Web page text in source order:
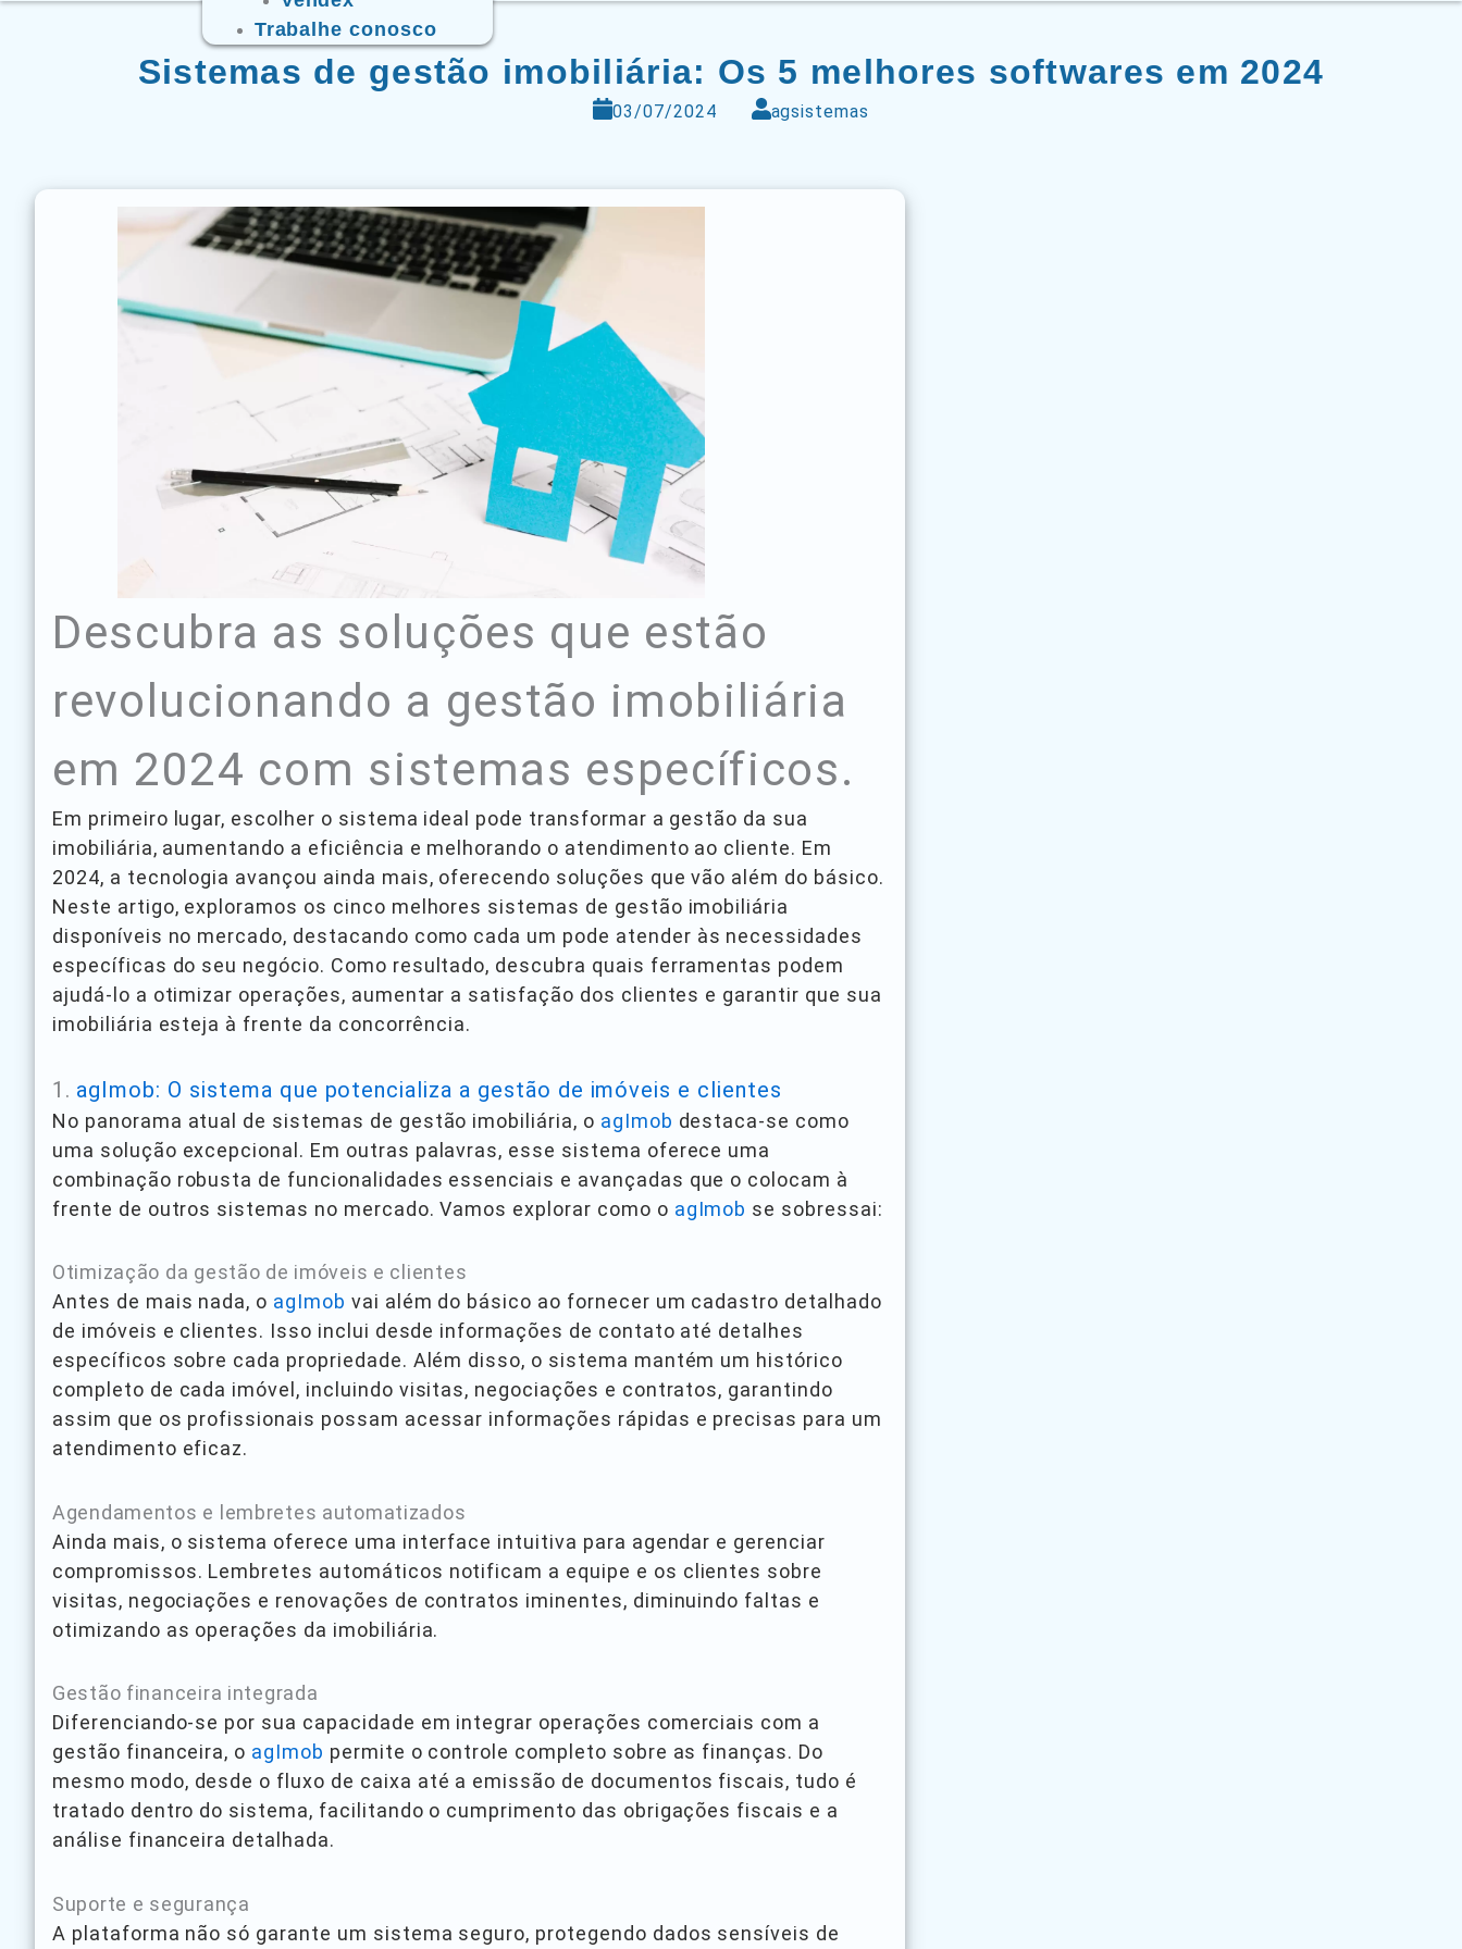
Trabalhe conosco
Sistemas de gestão imobiliária: Os 5 melhores softwares em 2024
03/07/2024 agsistemas
Descubra as soluções que estão
revolucionando a gestão imobiliária
em 2024 com sistemas específicos.
Em primeiro lugar, escolher o sistema ideal pode transformar a gestão da sua
imobiliária, aumentando a eficiência e melhorando o atendimento ao cliente. Em
2024, a tecnologia avançou ainda mais, oferecendo soluções que vão além do básico.
Neste artigo, exploramos os cinco melhores sistemas de gestão imobiliária
disponíveis no mercado, destacando como cada um pode atender às necessidades
específicas do seu negócio. Como resultado, descubra quais ferramentas podem
ajudá-lo a otimizar operações, aumentar a satisfação dos clientes e garantir que sua
imobiliária esteja à frente da concorrência.
1. agImob: O sistema que potencializa a gestão de imóveis e clientes
No panorama atual de sistemas de gestão imobiliária, o agImob destaca-se como
uma solução excepcional. Em outras palavras, esse sistema oferece uma
combinação robusta de funcionalidades essenciais e avançadas que o colocam à
frente de outros sistemas no mercado. Vamos explorar como o agImob se sobressai:
Otimização da gestão de imóveis e clientes
Antes de mais nada, o agImob vai além do básico ao fornecer um cadastro detalhado
de imóveis e clientes. Isso inclui desde informações de contato até detalhes
específicos sobre cada propriedade. Além disso, o sistema mantém um histórico
completo de cada imóvel, incluindo visitas, negociações e contratos, garantindo
assim que os profissionais possam acessar informações rápidas e precisas para um
atendimento eficaz.
Agendamentos e lembretes automatizados
Ainda mais, o sistema oferece uma interface intuitiva para agendar e gerenciar
compromissos. Lembretes automáticos notificam a equipe e os clientes sobre
visitas, negociações e renovações de contratos iminentes, diminuindo faltas e
otimizando as operações da imobiliária.
Gestão financeira integrada
Diferenciando-se por sua capacidade em integrar operações comerciais com a
gestão financeira, o agImob permite o controle completo sobre as finanças. Do
mesmo modo, desde o fluxo de caixa até a emissão de documentos fiscais, tudo é
tratado dentro do sistema, facilitando o cumprimento das obrigações fiscais e a
análise financeira detalhada.
Suporte e segurança
A plataforma não só garante um sistema seguro, protegendo dados sensíveis de